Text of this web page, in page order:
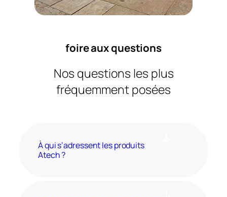
foire aux questions
Nos questions les plus
fréquemment posées
À qui s’adressent les produits
Atech ?